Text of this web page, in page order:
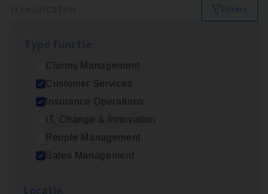
Filters
Claims Management
Customer Services
Insurance Operations
IT, Change & Innovation
People Management
Sales Management
Advisor/​Configuratie ana­lyst Part­ner in
Benefits
Insurance Operations
Beveren